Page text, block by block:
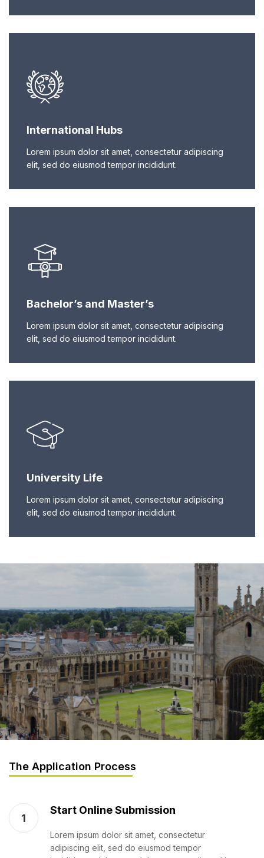
International Hubs
Lorem ipsum dolor sit amet, consectetur adipiscing
elit, sed do eiusmod tempor incididunt.
Bachelor’s and Master’s
Lorem ipsum dolor sit amet, consectetur adipiscing
elit, sed do eiusmod tempor incididunt.
University Life
Lorem ipsum dolor sit amet, consectetur adipiscing
elit, sed do eiusmod tempor incididunt.
The Application Process
1
Start Online Submission
Lorem ipsum dolor sit amet, consectetur
adipiscing elit, sed do eiusmod tempor